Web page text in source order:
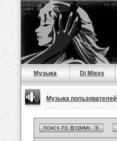
Музыка Dj Mixes
Музыка пользователей